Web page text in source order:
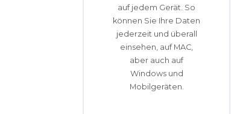
auf jedem Gerät. So
können Sie Ihre Daten
jederzeit und überall
einsehen, auf MAC,
aber auch auf
Windows und
Mobilgeräten.